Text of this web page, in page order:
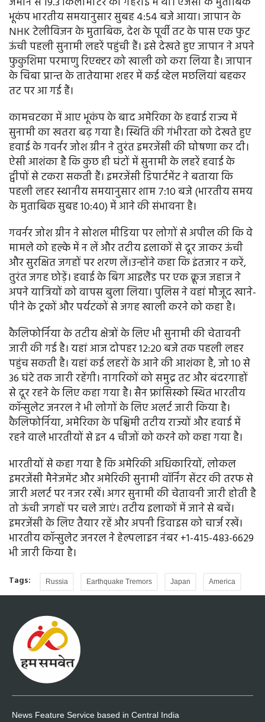
भूकंप भारतीय समयानुसार सुबह 4:54 बजे आया। जापान के
NHK टेलीविजन के मुताबिक, देश के पूर्वी तट के पास एक फुट
ऊंची पहली सुनामी लहरें पहुंची हैं। इसे देखते हुए जापान ने अपने
फुकुशिमा परमाणु रिएक्टर को खाली को करा लिया है। जापान
के चिबा प्रान्त के तातेयामा शहर में कई व्हेल मछलियां बहकर
तट पर आ गई हैं।
कामचटका में आए भूकंप के बाद अमेरिका के हवाई राज्य में
सुनामी का खतरा बढ़ गया है। स्थिति की गंभीरता को देखते हुए
हवाई के गवर्नर जोश ग्रीन ने तुरंत इमरजेंसी की घोषणा कर दी।
ऐसी आशंका है कि कुछ ही घंटों में सुनामी के लहरें हवाई के
द्वीपों से टकरा सकती हैं। इमरजेंसी डिपार्टमेंट ने बताया कि
पहली लहर स्थानीय समयानुसार शाम 7:10 बजे (भारतीय समय
के मुताबिक सुबह 10:40) में आने की संभावना है।
गवर्नर जोश ग्रीन ने सोशल मीडिया पर लोगों से अपील की कि वे
मामले को हल्के में न लें और तटीय इलाकों से दूर जाकर ऊंची
और सुरक्षित जगहों पर शरण लें।उन्होंने कहा कि इंतजार न करें,
तुरंत जगह छोड़ें। हवाई के बिग आइलैंड पर एक क्रूज जहाज ने
अपने यात्रियों को वापस बुला लिया। पुलिस ने वहां मौजूद खाने-
पीने के ट्रकों और पर्यटकों से जगह खाली करने को कहा है।
कैलिफोर्निया के तटीय क्षेत्रों के लिए भी सुनामी की चेतावनी
जारी की गई है। यहां आज दोपहर 12:20 बजे तक पहली लहर
पहुंच सकती है। यहां कई लहरों के आने की आशंका है, जो 10 से
36 घंटे तक जारी रहेंगी। नागरिकों को समुद्र तट और बंदरगाहों
से दूर रहने के लिए कहा गया है। सैन फ्रांसिस्को स्थित भारतीय
कॉन्सुलेट जनरल ने भी लोगों के लिए अलर्ट जारी किया है।
कैलिफोर्निया, अमेरिका के पश्चिमी तटीय राज्यों और हवाई में
रहने वाले भारतीयों से इन 4 चीजों को करने को कहा गया है।
भारतीयों से कहा गया है कि अमेरिकी अधिकारियों, लोकल
इमरजेंसी मैनेजमेंट और अमेरिकी सुनामी वॉर्निंग सेंटर की तरफ से
जारी अलर्ट पर नजर रखें। अगर सुनामी की चेतावनी जारी होती है
तो ऊंची जगहों पर चले जाएं। तटीय इलाकों में जाने से बचें।
इमरजेंसी के लिए तैयार रहें और अपनी डिवाइस को चार्ज रखें।
भारतीय कॉन्सुलेट जनरल ने हेल्पलाइन नंबर +1-415-483-6629
भी जारी किया है।
Tags: Russia Earthquake Tremors Japan America
News Feature Service based in Central India